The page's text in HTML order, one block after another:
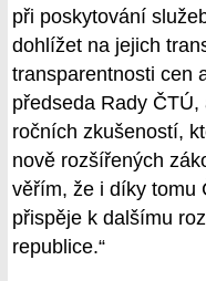
při poskytování
dohlížet na jejich
transparentnosti cen
předseda Rady ČTÚ,
ročních zkušeností,
nově rozšířených
věřím, že i díky tomu
přispěje k dalšímu
republice.“